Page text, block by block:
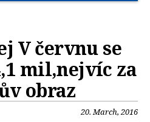
V červnu se
mil,nejvíc za
obraz
20. March, 2016